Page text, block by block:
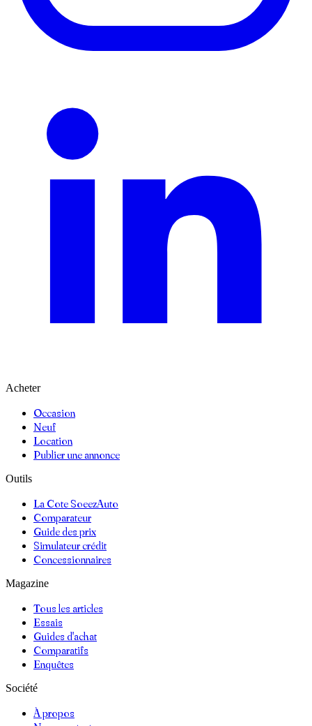
Acheter
Occasion
Neuf
Location
Publier une annonce
Outils
La Cote SoeezAuto
Comparateur
Guide des prix
Simulateur crédit
Concessionnaires
Magazine
Tous les articles
Essais
Guides d'achat
Comparatifs
Enquêtes
Société
À propos